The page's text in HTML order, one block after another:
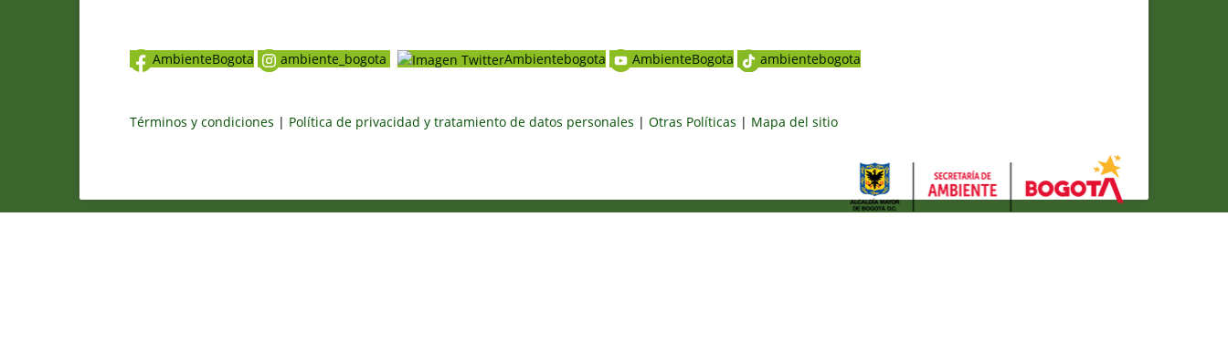
AmbienteBogota ambiente_bogota Ambientebogota AmbienteBogota ambientebogota
Términos y condiciones | Política de privacidad y tratamiento de datos personales | Otras Políticas | Mapa del sitio